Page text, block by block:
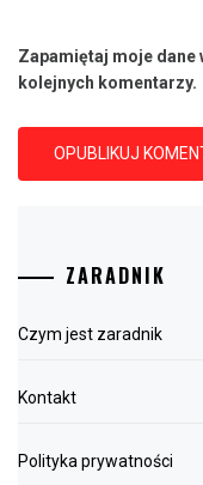
Zapamiętaj moje dane
kolejnych komentarzy.
ZARADNIK
Czym jest zaradnik
Kontakt
Polityka prywatności